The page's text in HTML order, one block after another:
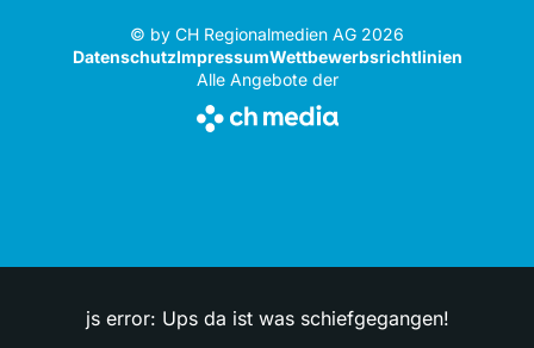
© by CH Regionalmedien AG 2026
DatenschutzImpressumWettbewerbsrichtlinien
Alle Angebote der
js error: Ups da ist was schiefgegangen!